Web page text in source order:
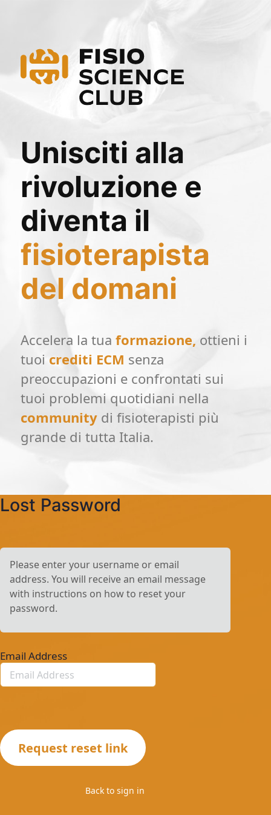
Unisciti alla
rivoluzione e
diventa il
fisioterapista
del domani
Accelera la tua formazione, ottieni i
tuoi crediti ECM senza
preoccupazioni e confrontati sui
tuoi problemi quotidiani nella
communitydi fisioterapisti più
grande di tutta Italia.
Lost Password
Please enter your username or email
address. You will receive an email message
with instructions on how to reset your
password.
Email Address
Back to sign in